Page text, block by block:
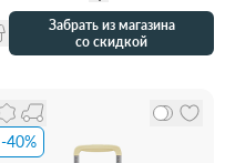
Забрать из магазина
со скидкой
-40%